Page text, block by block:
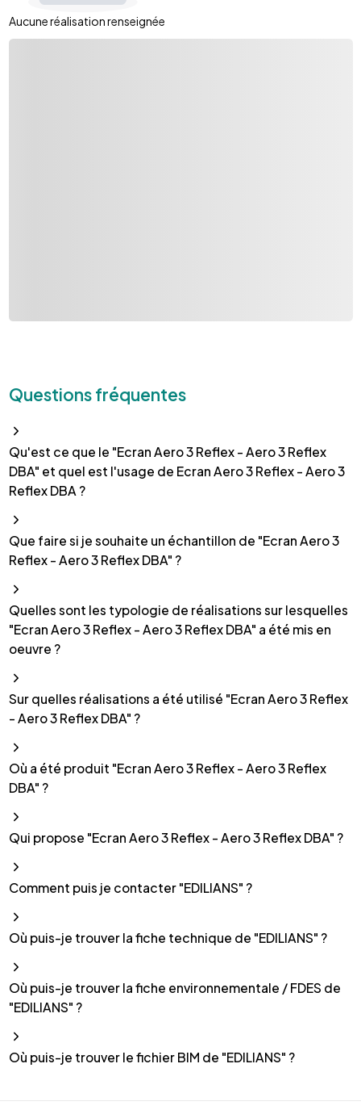
Aucune réalisation renseignée
Questions fréquentes
Qu'est ce que le "Ecran Aero 3 Reflex - Aero 3 Reflex
DBA" et quel est l'usage de Ecran Aero 3 Reflex - Aero 3
Reflex DBA ?
Que faire si je souhaite un échantillon de "Ecran Aero 3
Reflex - Aero 3 Reflex DBA" ?
Quelles sont les typologie de réalisations sur lesquelles
"Ecran Aero 3 Reflex - Aero 3 Reflex DBA" a été mis en
oeuvre ?
Sur quelles réalisations a été utilisé "Ecran Aero 3 Reflex
- Aero 3 Reflex DBA" ?
Où a été produit "Ecran Aero 3 Reflex - Aero 3 Reflex
DBA" ?
Qui propose "Ecran Aero 3 Reflex - Aero 3 Reflex DBA" ?
Comment puis je contacter "EDILIANS" ?
Où puis-je trouver la fiche technique de "EDILIANS" ?
Où puis-je trouver la fiche environnementale / FDES de
"EDILIANS" ?
Où puis-je trouver le fichier BIM de "EDILIANS" ?